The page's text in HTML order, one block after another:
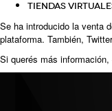
Tiendas
Se ha introducido la venta
plataforma. También,
Si querés más información,